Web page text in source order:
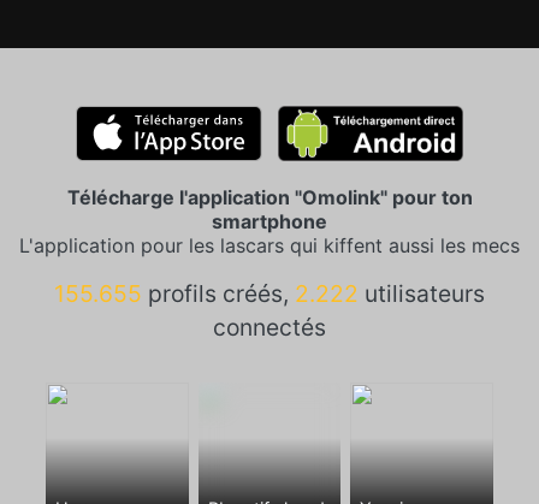
Télécharge l'application "Omolink" pour ton
smartphone
L'application pour les lascars qui kiffent aussi les mecs
155.655 profils créés, 2.222 utilisateurs
connectés